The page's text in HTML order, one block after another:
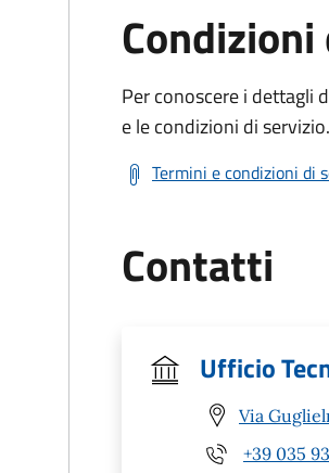
Per conoscere i dettagli
e le condizioni di servizio.
Termini e condizioni di
Contatti
Ufficio
Via
+39 035